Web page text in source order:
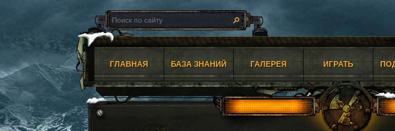
ГЛАВНАЯ БАЗА ЗНАНИЙ ГАЛЕРЕЯ ИГРАТЬ